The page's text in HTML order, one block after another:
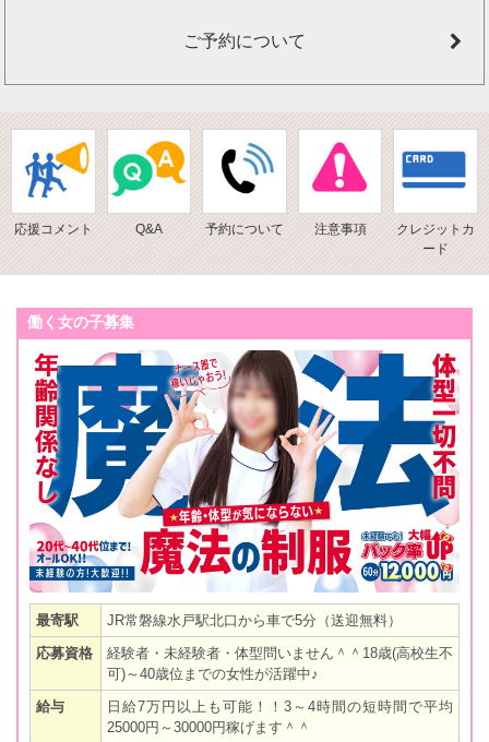
ご予約について
応援コメント Q&A 予約について 注意事項
クレジットカ
ード
働く女の子募集
最寄駅
JR常磐線水戸駅北口から車で5分（送迎無料）
応募資格
経験者・未経験者・体型問いません＾＾18歳(高校生不
可)～40歳位までの女性が活躍中♪
給与
日給7万円以上も可能！！3～4時間の短時間で平均
25000円～30000円稼げます＾＾